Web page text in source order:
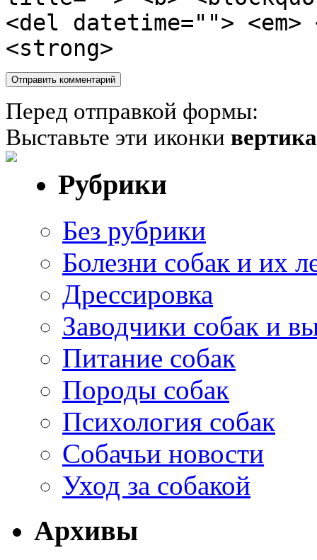
<del datetime="">
<strong>
Перед отправкой формы:
Выставьте эти иконки
Рубрики
Без рубрики
Болезни собак и их
Дрессировка
Заводчики собак и
Питание собак
Породы собак
Психология собак
Собачьи новости
Уход за собакой
Архивы